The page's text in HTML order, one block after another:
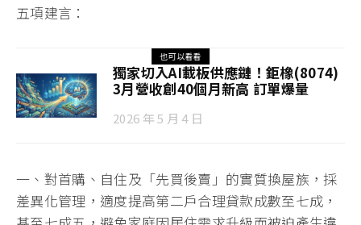
五項建言：
也可以看看
獨家切入AI載板供應鏈！鉅橡(8074)
3月營收創40個月新高 訂單爆量
2026 年 5 月 4 日
一、對首購、自住及「先買後賣」的實質換屋族，採
差異化管理，適度提高第二戶合理貸款成數至七成，